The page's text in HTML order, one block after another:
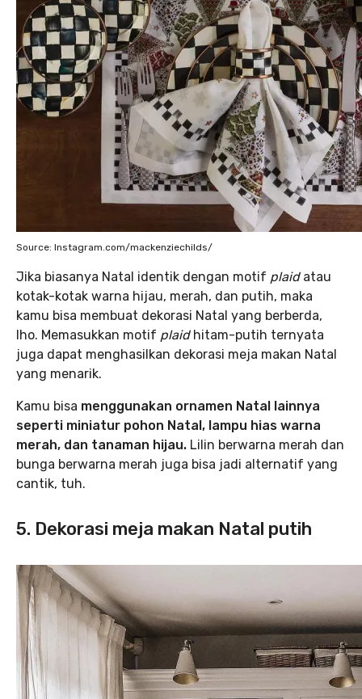
Source: Instagram.com/mackenziechilds/
Jika biasanya Natal identik dengan motif plaidatau
kotak-kotak warna hijau, merah, dan putih, maka
kamu bisa membuat dekorasi Natal yang berberda,
lho. Memasukkan motif plaidhitam-putih ternyata
juga dapat menghasilkan dekorasi meja makan Natal
yang menarik.
Kamu bisa menggunakan ornamen Natal lainnya
seperti miniatur pohon Natal, lampu hias warna
merah, dan tanaman hijau. Lilin berwarna merah dan
bunga berwarna merah juga bisa jadi alternatif yang
cantik, tuh.
5. Dekorasi meja makan Natal putih